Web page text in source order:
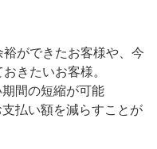
ができたお客様や、今
きたいお客様。
間の短縮が可能
払い額を減らすことが